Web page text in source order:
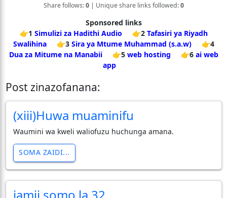
Share follows:0| Unique share links followed:0
Sponsored links
👉1 Simulizi za Hadithi Audio 👉2 Tafasiri ya Riyadh
Swalihina
👉3 Sira ya Mtume Muhammad (s.a.w)
👉4
Dua za Mitume na Manabii
👉5 web hosting 👉6 ai web
app
Post zinazofanana:
(xiii)Huwa muaminifu
Waumini wa kweli waliofuzu huchunga amana.
SOMA ZAIDI...
jamii somo la 32